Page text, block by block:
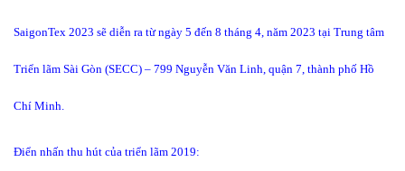
SaigonTex 2023 sẽ diễn ra từ ngày 5 đến 8 tháng 4, năm 2023 tại Trung tâm
Triển lãm Sài Gòn (SECC) – 799 Nguyễn Văn Linh, quận 7, thành phố Hồ
Chí Minh.
Điển nhấn thu hút của triển lãm 2019: